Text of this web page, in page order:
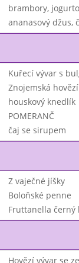
brambory,
ananasový džus,
Kuřecí vývar s
Znojemská hovězí
houskový knedlík
POMERANČ
čaj se sirupem
Z vaječné jíšky
Boloňské penne
Fruttanella černý
Hovězí vývar se